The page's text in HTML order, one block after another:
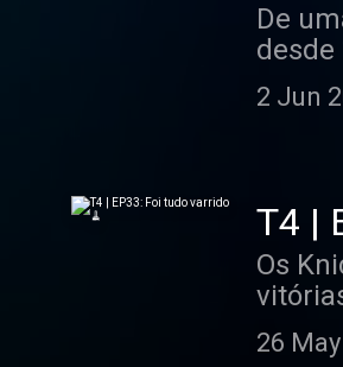
De
desde
Muita
2 Jun
T4 |
Os
26